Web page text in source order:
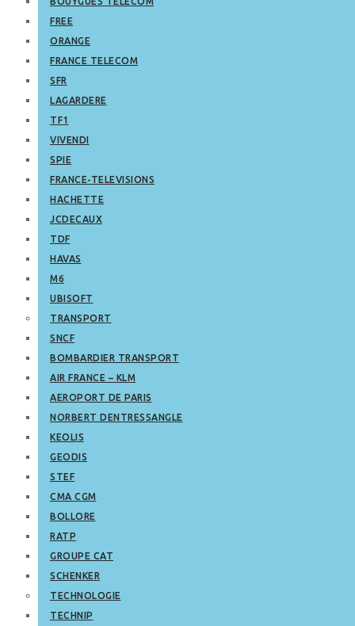
FREE
ORANGE
FRANCE TELECOM
SFR
LAGARDERE
TF1
VIVENDI
SPIE
FRANCE-TELEVISIONS
HACHETTE
JCDECAUX
TDF
HAVAS
M6
UBISOFT
TRANSPORT
SNCF
BOMBARDIER TRANSPORT
AIR FRANCE – KLM
AEROPORT DE PARIS
NORBERT DENTRESSANGLE
KEOLIS
GEODIS
STEF
CMA CGM
BOLLORE
RATP
GROUPE CAT
SCHENKER
TECHNOLOGIE
TECHNIP